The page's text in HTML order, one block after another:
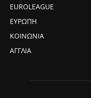
EUROLEAGUE
ΕΥΡΩΠΗ
ΚΟΙΝΩΝΙΑ
ΑΓΓΛΙΑ